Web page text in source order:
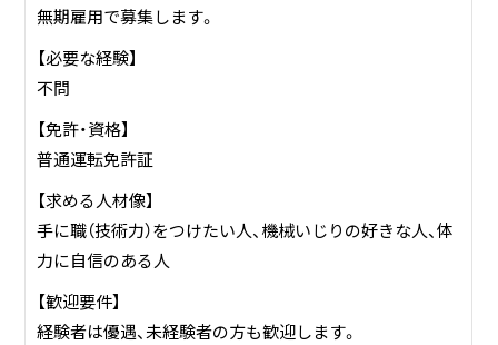
無期雇用で募集します。
【必要な経験】
不問
【免許・資格】
普通運転免許証
【求める人材像】
手に職（技術力）をつけたい人、機械いじりの好きな人、体
力に自信のある人
【歓迎要件】
経験者は優遇、未経験者の方も歓迎します。